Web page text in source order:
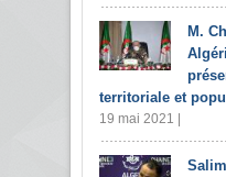
M.
territoriale et
19 mai 2021 |